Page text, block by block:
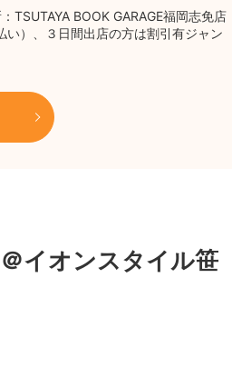
TSUTAYA BOOK GARAGE福岡志免店
）、３日間出店の方は割引有ジャン
イオンスタイル笹